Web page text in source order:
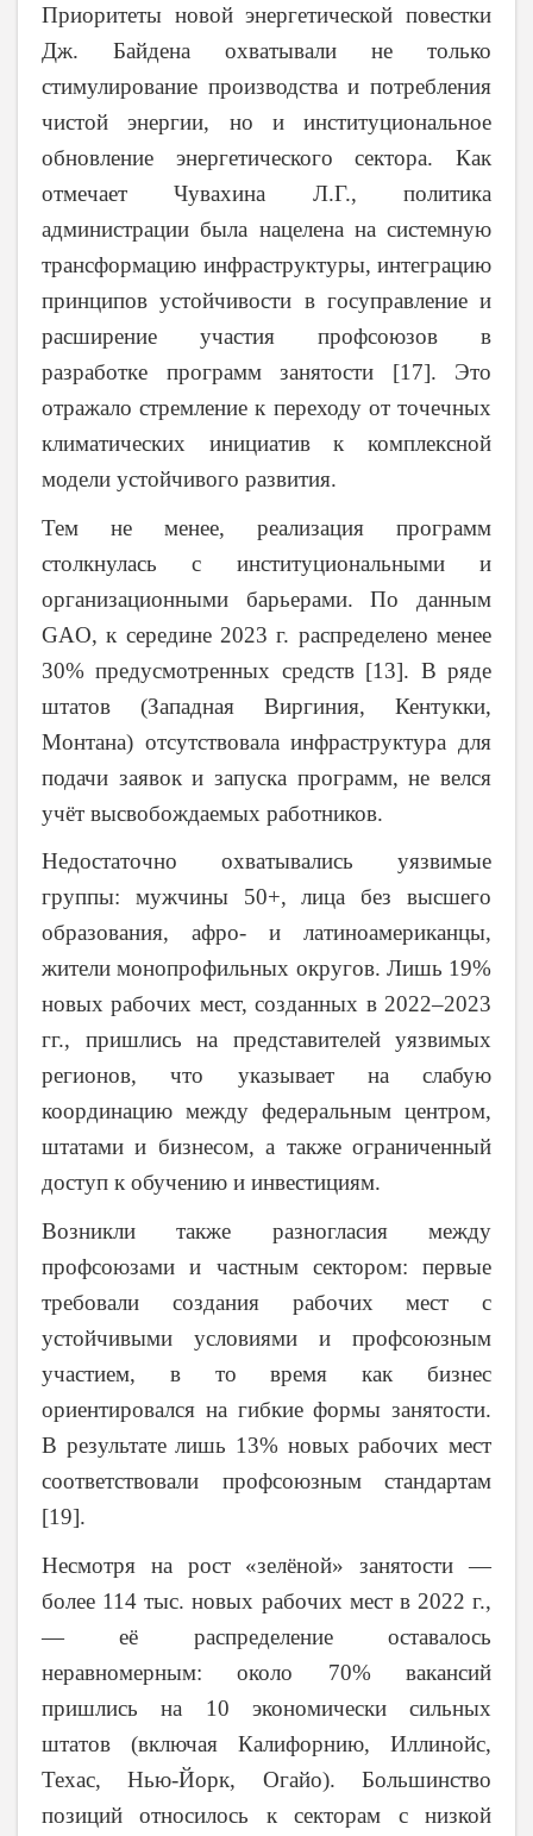
Приоритеты новой энергетической повестки
Дж. Байдена охватывали не только
стимулирование производства и потребления
чистой энергии, но и институциональное
обновление энергетического сектора. Как
отмечает Чувахина Л.Г., политика
администрации была нацелена на системную
трансформацию инфраструктуры, интеграцию
принципов устойчивости в госуправление и
расширение участия профсоюзов в
разработке программ занятости [17]. Это
отражало стремление к переходу от точечных
климатических инициатив к комплексной
модели устойчивого развития.
Тем не менее, реализация программ
столкнулась с институциональными и
организационными барьерами. По данным
GAO, к середине 2023 г. распределено менее
30% предусмотренных средств [13]. В ряде
штатов (Западная Виргиния, Кентукки,
Монтана) отсутствовала инфраструктура для
подачи заявок и запуска программ, не велся
учёт высвобождаемых работников.
Недостаточно охватывались уязвимые
группы: мужчины 50+, лица без высшего
образования, афро- и латиноамериканцы,
жители монопрофильных округов. Лишь 19%
новых рабочих мест, созданных в 2022–2023
гг., пришлись на представителей уязвимых
регионов, что указывает на слабую
координацию между федеральным центром,
штатами и бизнесом, а также ограниченный
доступ к обучению и инвестициям.
Возникли также разногласия между
профсоюзами и частным сектором: первые
требовали создания рабочих мест с
устойчивыми условиями и профсоюзным
участием, в то время как бизнес
ориентировался на гибкие формы занятости.
В результате лишь 13% новых рабочих мест
соответствовали профсоюзным стандартам
[19].
Несмотря на рост «зелёной» занятости —
более 114 тыс. новых рабочих мест в 2022 г.,
— её распределение оставалось
неравномерным: около 70% вакансий
пришлись на 10 экономически сильных
штатов (включая Калифорнию, Иллинойс,
Техас, Нью-Йорк, Огайо). Большинство
позиций относилось к секторам с низкой